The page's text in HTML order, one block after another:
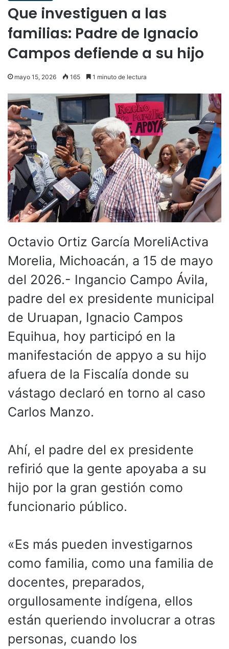
Que investiguen a las
familias: Padre de Ignacio
Campos defiende a su hijo
mayo 15, 2026 165 1 minuto de lectura
Octavio Ortiz García MoreliActiva
Morelia, Michoacán, a 15 de mayo
del 2026.- Ingancio Campo Ávila,
padre del ex presidente municipal
de Uruapan, Ignacio Campos
Equihua, hoy participó en la
manifestación de appyo a su hijo
afuera de la Fiscalía donde su
vástago declaró en torno al caso
Carlos Manzo.
Ahí, el padre del ex presidente
refirió que la gente apoyaba a su
hijo por la gran gestión como
funcionario público.
«Es más pueden investigarnos
como familia, como una familia de
docentes, preparados,
orgullosamente indígena, ellos
están queriendo involucrar a otras
personas, cuando los